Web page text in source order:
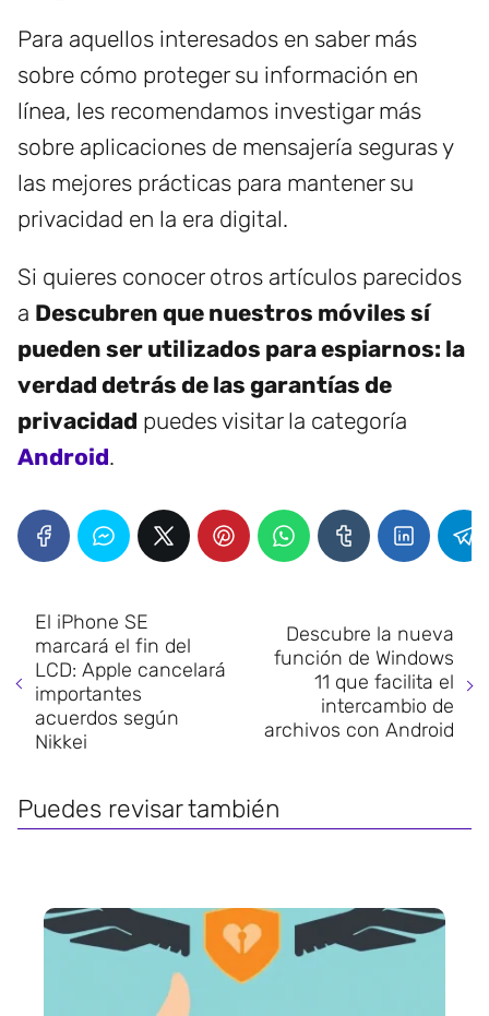
Para aquellos interesados en saber más
sobre cómo proteger su información en
línea, les recomendamos investigar más
sobre aplicaciones de mensajería seguras y
las mejores prácticas para mantener su
privacidad en la era digital.
Si quieres conocer otros artículos parecidos
a Descubren que nuestros móviles sí
pueden ser utilizados para espiarnos: la
verdad detrás de las garantías de
privacidad puedes visitar la categoría
Android.
El iPhone SE
marcará el fin del
LCD: Apple cancelará
importantes
acuerdos según
Nikkei
Descubre la nueva
función de Windows
11 que facilita el
intercambio de
archivos con Android
Puedes revisar también